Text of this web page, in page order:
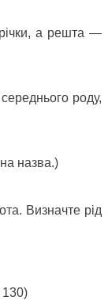
а решта —
роду,
назва.)
Визначте рід
130)